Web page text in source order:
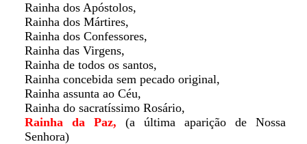
Rainha dos Apóstolos,
Rainha dos Mártires,
Rainha dos Confessores,
Rainha das Virgens,
Rainha de todos os santos,
Rainha concebida sem pecado original,
Rainha assunta ao Céu,
Rainha do sacratíssimo Rosário,
Rainha da Paz, (a última aparição de Nossa
Senhora)